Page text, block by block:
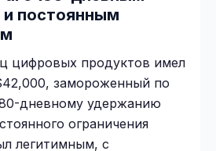
постоянным
цифровых продуктов имел
замороженный по
дневному удержанию
ограничения
легитимным, с